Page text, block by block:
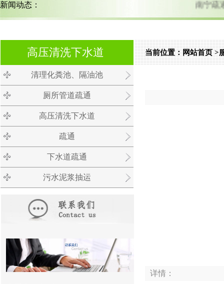
新闻动态： 南宁
南宁管道疏通技巧多 掌握方法尤为重要
南宁马桶疏通;您的满意就是我们的追求！
当前位置：网站首页>
高压清洗下水道
清理化粪池、隔油池
厕所管道疏通
高压清洗下水道
疏通
下水道疏通
污水泥浆抽运
详情：